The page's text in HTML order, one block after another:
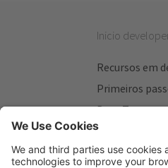
Inicio
Recursos em
Primeiros
Beta Testers
Meus Planos